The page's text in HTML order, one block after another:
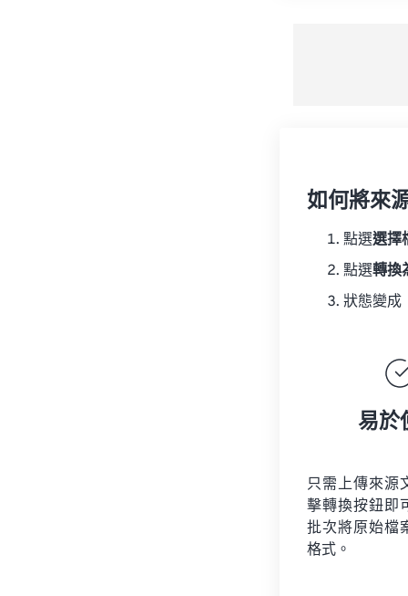
如何將來
點選選擇
點選轉換
狀態變成
易於
只需上傳來源
擊轉換按鈕即
批次將原始檔
格式。